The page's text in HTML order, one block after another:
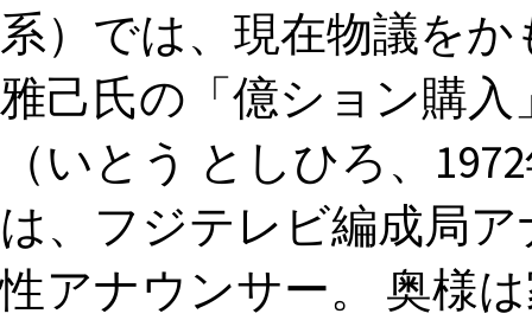
系）では、現在物議を
雅己氏の「億ション購
（いとう としひろ、
は、フジテレビ編成局
性アナウンサー。 奥様